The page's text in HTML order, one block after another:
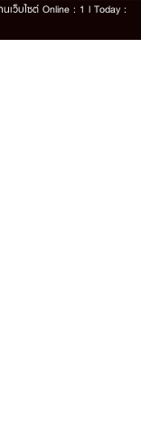
นเว็บไซต์Online : 1 l Today :